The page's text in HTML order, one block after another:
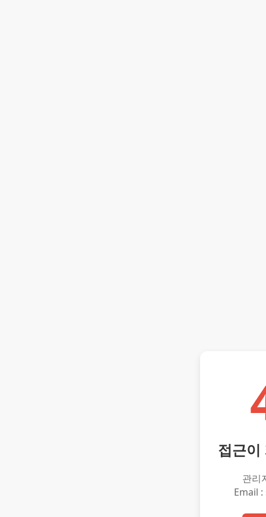
접근이
관리
Email